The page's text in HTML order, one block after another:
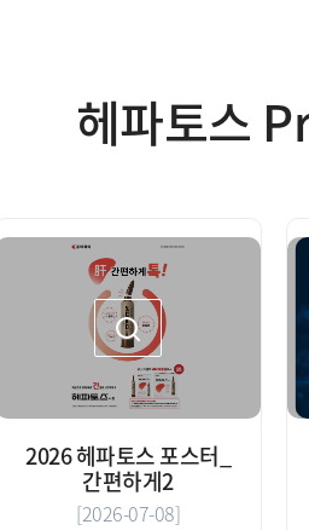
헤파토스
2026 헤파토스 포스터_
간편하게2
[2026-07-08]